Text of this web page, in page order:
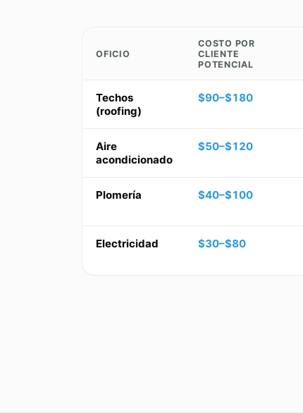
OFICIO
COSTO POR
CLIENTE
POTENCIAL
Techos
(roofing)
$90–$180
Aire
acondicionado
$50–$120
Plomería $40–$100
Electricidad $30–$80